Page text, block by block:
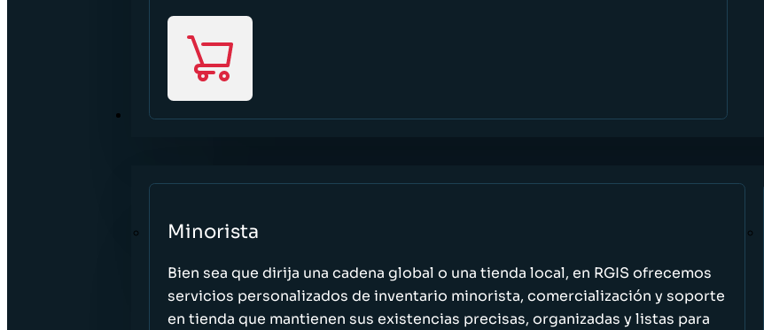
SECTORES
Minorista
Bien sea que dirija una cadena global o una tienda local, en RGIS ofrecemos
servicios personalizados de inventario minorista, comercialización y soporte
en tienda que mantienen sus existencias precisas, organizadas y listas para